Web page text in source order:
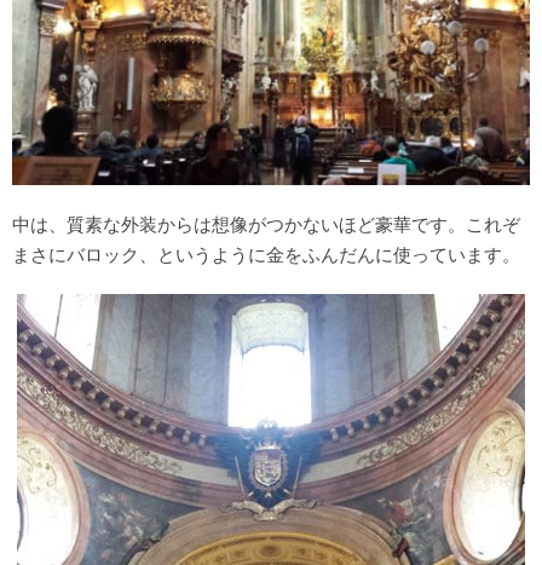
中は、質素な外装からは想像がつかないほど豪華です。これぞ
まさにバロック、というように金をふんだんに使っています。